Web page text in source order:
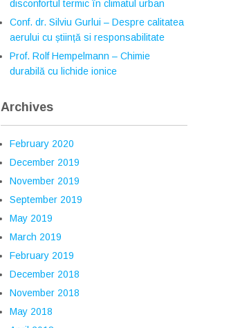
disconfortul termic în climatul urban
Conf. dr. Silviu Gurlui – Despre calitatea
aerului cu știință si responsabilitate
Prof. Rolf Hempelmann – Chimie
durabilă cu lichide ionice
Archives
February 2020
December 2019
November 2019
September 2019
May 2019
March 2019
February 2019
December 2018
November 2018
May 2018